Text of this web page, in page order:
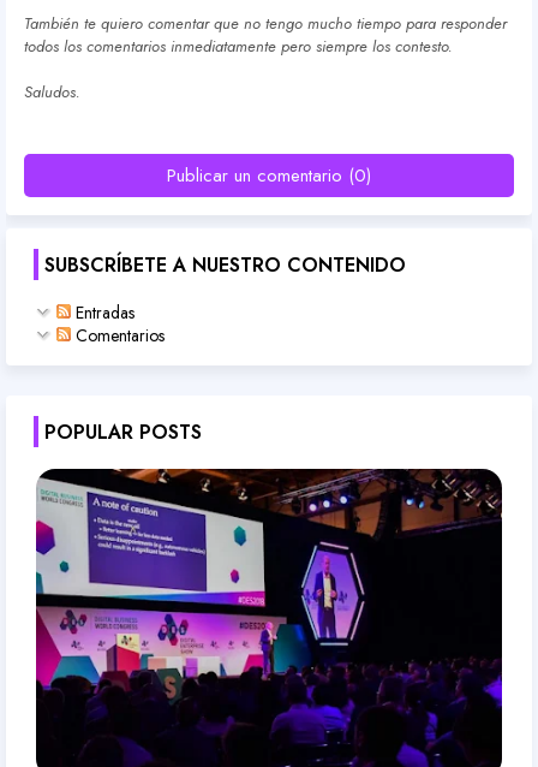
También te quiero comentar que no tengo mucho tiempo para responder
todos los comentarios inmediatamente pero siempre los contesto.
Saludos.
Publicar un comentario (0)
SUBSCRÍBETE A NUESTRO CONTENIDO
Entradas
Comentarios
POPULAR POSTS